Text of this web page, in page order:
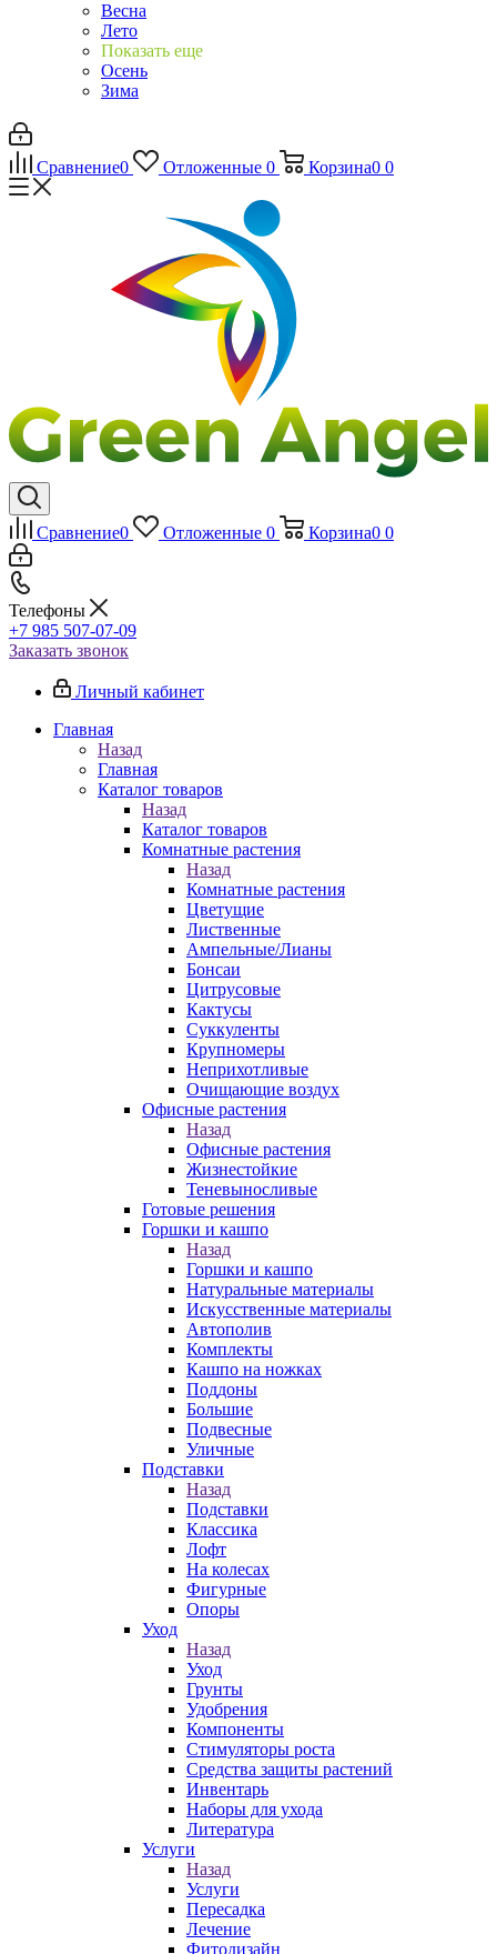
Весна
Лето
Показать еще
Осень
Зима
Сравнение0 Отложенные 0 Корзина0 0
Сравнение0 Отложенные 0 Корзина0 0
Телефоны
+7 985 507-07-09
Заказать звонок
Личный кабинет
Главная
Назад
Главная
Каталог товаров
Назад
Каталог товаров
Комнатные растения
Назад
Комнатные растения
Цветущие
Лиственные
Ампельные/Лианы
Бонсаи
Цитрусовые
Кактусы
Суккуленты
Крупномеры
Неприхотливые
Очищающие воздух
Офисные растения
Назад
Офисные растения
Жизнестойкие
Теневыносливые
Готовые решения
Горшки и кашпо
Назад
Горшки и кашпо
Натуральные материалы
Искусственные материалы
Автополив
Комплекты
Кашпо на ножках
Поддоны
Большие
Подвесные
Уличные
Подставки
Назад
Подставки
Классика
Лофт
На колесах
Фигурные
Опоры
Уход
Назад
Уход
Грунты
Удобрения
Компоненты
Стимуляторы роста
Средства защиты растений
Инвентарь
Наборы для ухода
Литература
Услуги
Назад
Услуги
Пересадка
Лечение
Фитодизайн